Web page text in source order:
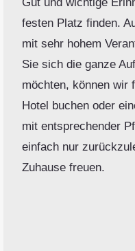
festen Platz finden.
mit sehr hohem
Sie sich die ganze
möchten, können wir
Hotel buchen oder
mit entsprechender
einfach nur
Zuhause freuen.